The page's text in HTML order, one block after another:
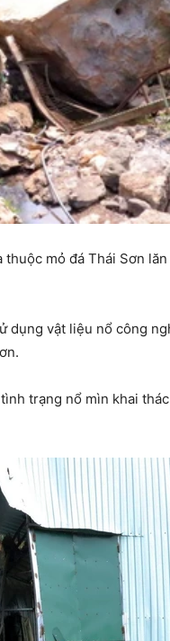
mỏ đá Thái Sơn
dụng vật liệu nổ công
trạng nổ mìn khai